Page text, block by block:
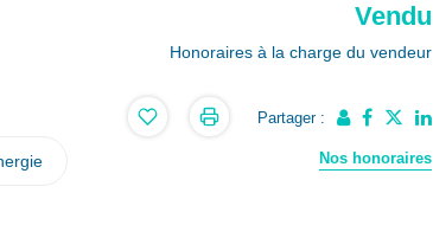
Vendu
Honoraires à la charge du vendeur
Partager :
Nos honoraires